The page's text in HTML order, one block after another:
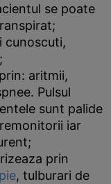
se poate
cunoscuti,
aritmii,
Pulsul
sunt palide
iar
prin
, tulburari de